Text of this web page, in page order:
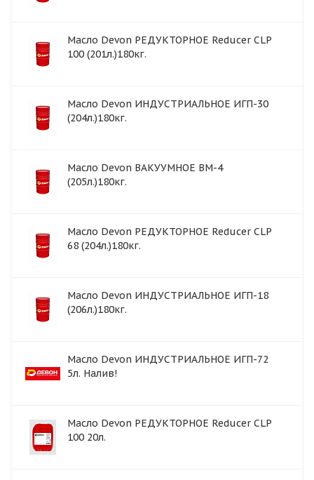
Масло Devon РЕДУКТОРНОЕ Reducer CLP
100 (201л.)180кг.
Масло Devon ИНДУСТРИАЛЬНОЕ ИГП-30
(204л.)180кг.
Масло Devon ВАКУУМНОЕ ВМ-4
(205л.)180кг.
Масло Devon РЕДУКТОРНОЕ Reducer CLP
68 (204л.)180кг.
Масло Devon ИНДУСТРИАЛЬНОЕ ИГП-18
(206л.)180кг.
Масло Devon ИНДУСТРИАЛЬНОЕ ИГП-72
5л. Налив!
Масло Devon РЕДУКТОРНОЕ Reducer CLP
100 20л.